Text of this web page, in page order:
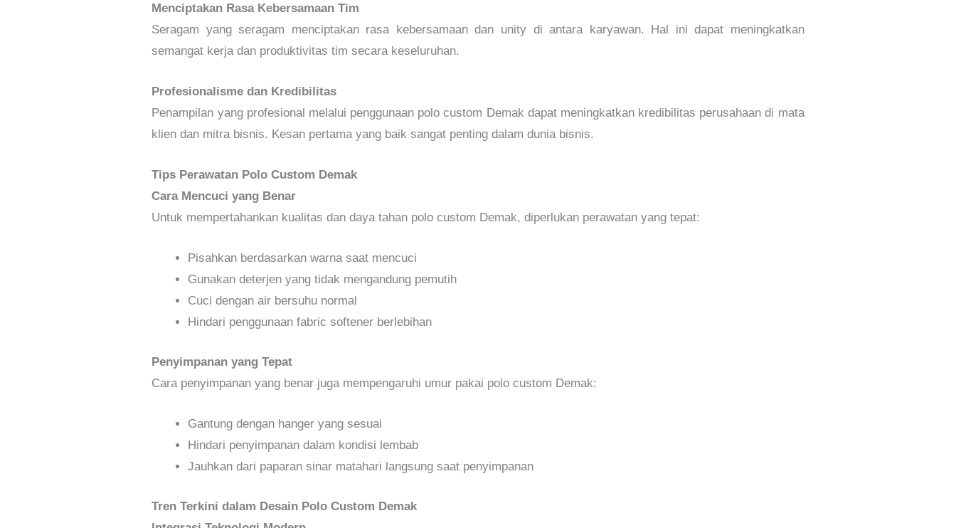
Menciptakan Rasa Kebersamaan Tim
Seragam yang seragam menciptakan rasa kebersamaan dan unity di antara karyawan. Hal ini dapat meningkatkan
semangat kerja dan produktivitas tim secara keseluruhan.
Profesionalisme dan Kredibilitas
Penampilan yang profesional melalui penggunaan polo custom Demak dapat meningkatkan kredibilitas perusahaan di mata
klien dan mitra bisnis. Kesan pertama yang baik sangat penting dalam dunia bisnis.
Tips Perawatan Polo Custom Demak
Cara Mencuci yang Benar
Untuk mempertahankan kualitas dan daya tahan polo custom Demak, diperlukan perawatan yang tepat:
Pisahkan berdasarkan warna saat mencuci
Gunakan deterjen yang tidak mengandung pemutih
Cuci dengan air bersuhu normal
Hindari penggunaan fabric softener berlebihan
Penyimpanan yang Tepat
Cara penyimpanan yang benar juga mempengaruhi umur pakai polo custom Demak:
Gantung dengan hanger yang sesuai
Hindari penyimpanan dalam kondisi lembab
Jauhkan dari paparan sinar matahari langsung saat penyimpanan
Tren Terkini dalam Desain Polo Custom Demak